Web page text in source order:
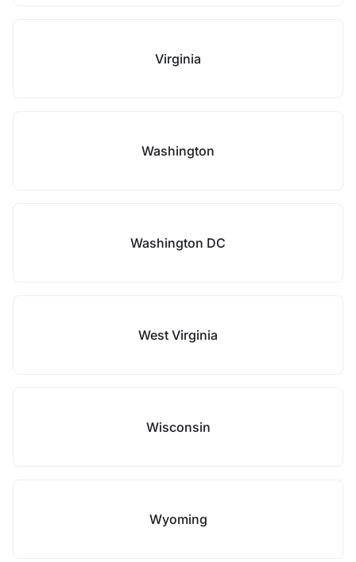
Virginia
Washington
Washington DC
West Virginia
Wisconsin
Wyoming